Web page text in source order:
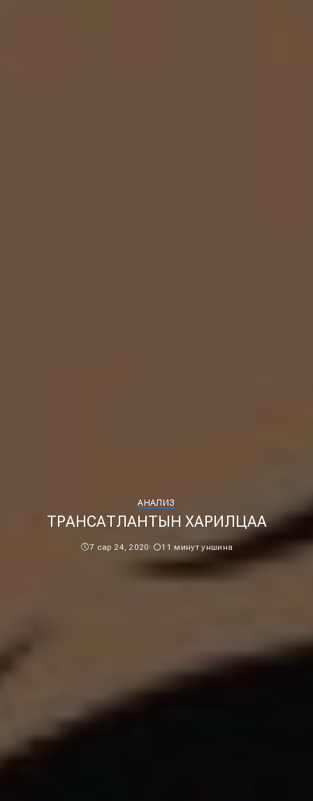
АНАЛИЗ
ТРАНСАТЛАНТЫН ХАРИЛЦАА
7 сар 24, 2020 11 минут уншина